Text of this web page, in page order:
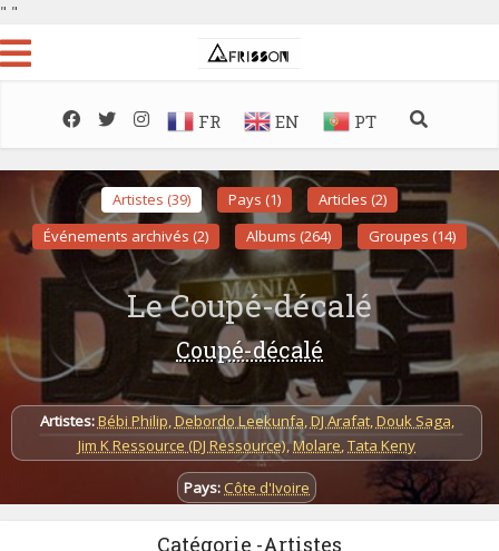
" "
FR EN PT
Artistes (39) Pays (1)
Articles (2)
Événements archivés (2)
Albums (264) Groupes (14)
Le Coupé-décalé
Coupé-décalé
Artistes:Bébi Philip,Debordo Leekunfa,DJ Arafat,Douk Saga,
Jim K Ressource (DJ Ressource),Molare,Tata Keny
Pays: Côte d'Ivoire
Catégorie -Artistes